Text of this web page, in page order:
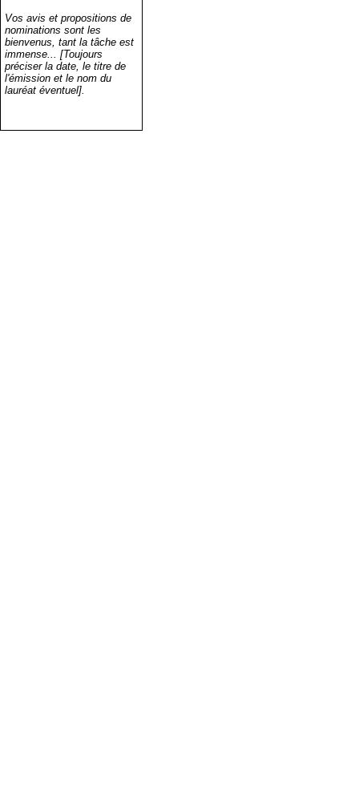
Vos avis et propositions de
nominations sont les
bienvenus, tant la tâche est
immense... [Toujours
préciser la date, le titre de
l'émission et le nom du
lauréat éventuel].